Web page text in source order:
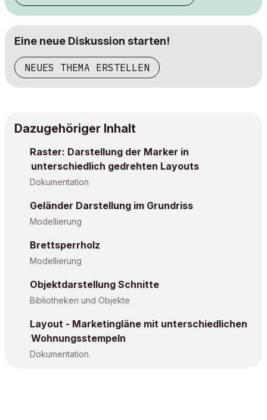
Eine neue Diskussion starten!
NEUES THEMA ERSTELLEN
Dazugehöriger Inhalt
Raster: Darstellung der Marker in
unterschiedlich gedrehten Layouts
Dokumentation
Geländer Darstellung im Grundriss
Modellierung
Brettsperrholz
Modellierung
Objektdarstellung Schnitte
Bibliotheken und Objekte
Layout - Marketingläne mit unterschiedlichen
Wohnungsstempeln
Dokumentation